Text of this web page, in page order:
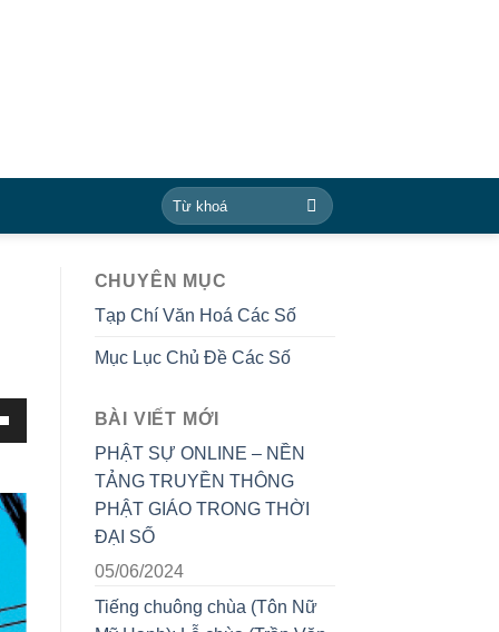
CHUYÊN MỤC
Tạp Chí Văn Hoá Các Số
Mục Lục Chủ Đề Các Số
BÀI VIẾT MỚI
PHẬT SỰ ONLINE – NỀN
TẢNG TRUYỀN THÔNG
PHẬT GIÁO TRONG THỜI
ĐẠI SỐ
05/06/2024
Tiếng chuông chùa (Tôn Nữ